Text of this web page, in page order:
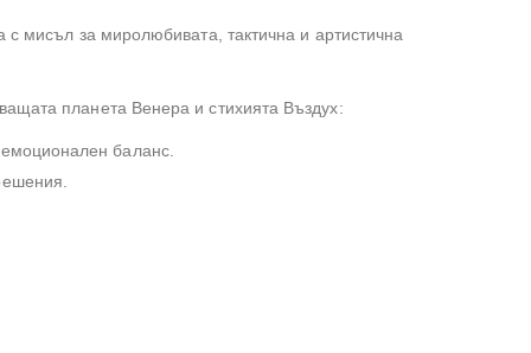
с мисъл за миролюбивата, тактична и артистична
планета Венера и стихията Въздух:
баланс.